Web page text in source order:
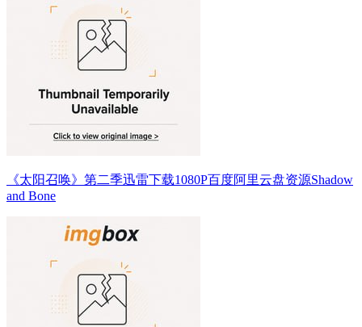
《太阳召唤》第二季迅雷下载1080P百度阿里云盘资源Shadow
and Bone